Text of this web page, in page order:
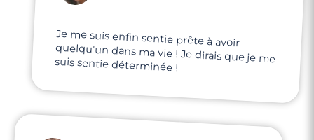
Je me suis enfin sentie prête à avoir
quelqu'un dans ma vie ! Je dirais que je me
suis sentie déterminée !